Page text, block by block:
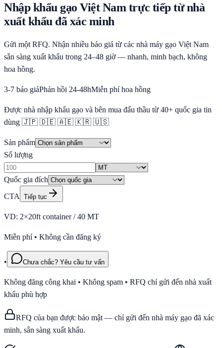
Nhập khẩu gạo Việt Nam trực tiếp từ nhà
xuất khẩu đã xác minh
Gửi một RFQ. Nhận nhiều báo giá từ các nhà máy gạo Việt Nam
sẵn sàng xuất khẩu trong 24–48 giờ — nhanh, minh bạch, không
hoa hồng.
3-7 báo giáPhản hồi 24-48hMiễn phí hoa hồng
Được nhà nhập khẩu gạo và bên mua đấu thầu từ 40+ quốc gia tin
dùng 🇯🇵 🇩🇪 🇦🇪 🇰🇷 🇺🇸
Sản phẩm
Số lượng
Quốc gia đích
CTA
Tiếp tục
VD: 2×20ft container / 40 MT
Miễn phí • Không cần đăng ký
• Chưa chắc? Yêu cầu tư vấn
Không đăng công khai • Không spam • RFQ chỉ gửi đến nhà xuất
khẩu phù hợp
RFQ của bạn được bảo mật — chỉ gửi đến nhà máy gạo đã xác
minh, sẵn sàng xuất khẩu.